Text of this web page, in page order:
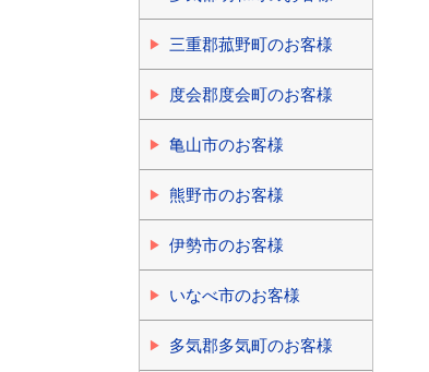
三重郡菰野町のお客様
度会郡度会町のお客様
亀山市のお客様
熊野市のお客様
伊勢市のお客様
いなべ市のお客様
多気郡多気町のお客様